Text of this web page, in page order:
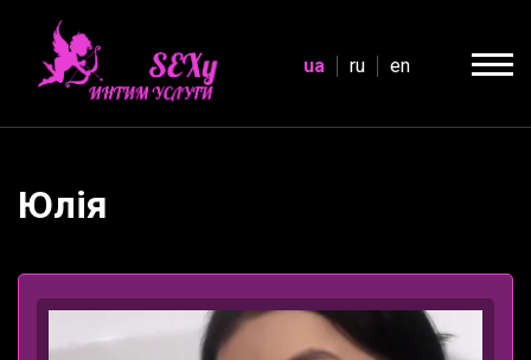
ua ru en
Юлія